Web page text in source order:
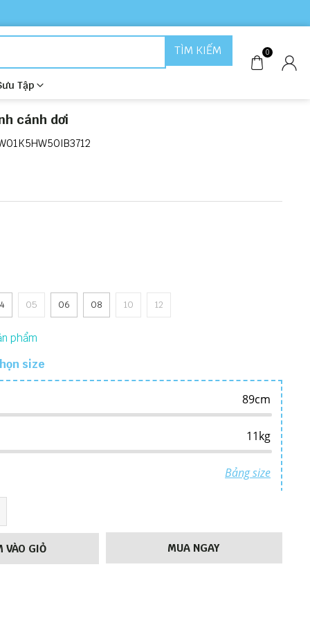
0
Tập
TÌM KIẾM
cánh dơi
05 06 08 10 12
VÀO GIỎ MUA NGAY
size